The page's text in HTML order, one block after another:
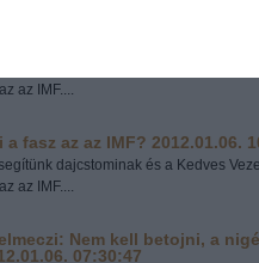
pingbackek:
fasz az az IMF? 2012.01.06.
dajcstominak és a Kedves
az IMF....
fasz az az IMF? 2012.01.06.
dajcstominak és a Kedves
az IMF....
Nem kell betojni, a
07:30:47